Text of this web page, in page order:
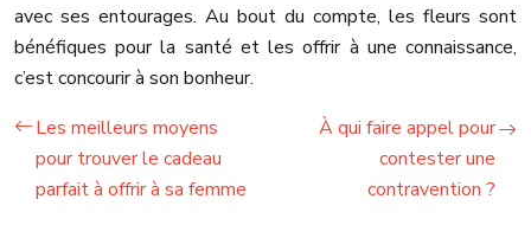
avec ses entourages. Au bout du compte, les fleurs sont
bénéfiques pour la santé et les offrir à une connaissance,
c’est concourir à son bonheur.
Les meilleurs moyens
pour trouver le cadeau
parfait à offrir à sa femme
À qui faire appel pour
contester une
contravention ?